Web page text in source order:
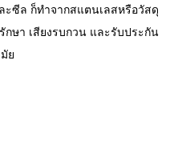
ะซีล ก็ทำจากสแตนเลสหรือวัสดุ
ษา เสียงรบกวน และรับประกัน
ย